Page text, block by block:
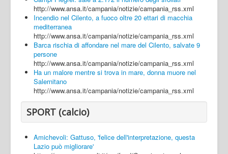
http://www.ansa.it/campania/notizie/campania_rss.xml
Incendio nel Cilento, a fuoco oltre 20 ettari di macchia
mediterranea
http://www.ansa.it/campania/notizie/campania_rss.xml
Barca rischia di affondare nel mare del Cilento, salvate 9
persone
http://www.ansa.it/campania/notizie/campania_rss.xml
Ha un malore mentre si trova in mare, donna muore nel
Salernitano
http://www.ansa.it/campania/notizie/campania_rss.xml
SPORT (calcio)
Amichevoli: Gattuso, 'felice dell'interpretazione, questa
Lazio può migliorare'